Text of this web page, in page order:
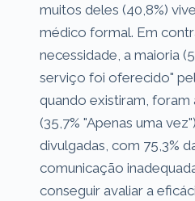
muitos deles (40,8%)
médico formal. Em contrapartida direta a essa
necessidade, a maioria
serviço foi oferecido"
quando existiram, foram
(35,7% "Apenas uma
divulgadas, com 75,3%
comunicação
conseguir avaliar a